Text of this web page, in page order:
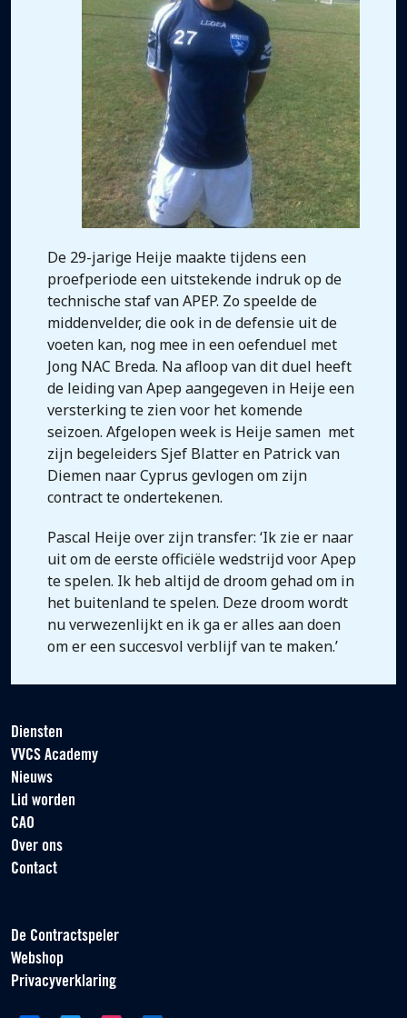
De 29-jarige Heije maakte tijdens een
proefperiode een uitstekende indruk op de
technische staf van APEP. Zo speelde de
middenvelder, die ook in de defensie uit de
voeten kan, nog mee in een oefenduel met
Jong NAC Breda. Na afloop van dit duel heeft
de leiding van Apep aangegeven in Heije een
versterking te zien voor het komende
seizoen. Afgelopen week is Heije samen met
zijn begeleiders Sjef Blatter en Patrick van
Diemen naar Cyprus gevlogen om zijn
contract te ondertekenen.
Pascal Heije over zijn transfer: ‘Ik zie er naar
uit om de eerste officiële wedstrijd voor Apep
te spelen. Ik heb altijd de droom gehad om in
het buitenland te spelen. Deze droom wordt
nu verwezenlijkt en ik ga er alles aan doen
om er een succesvol verblijf van te maken.’
Diensten
VVCS Academy
Nieuws
Lid worden
CAO
Over ons
Contact
De Contractspeler
Webshop
Privacyverklaring